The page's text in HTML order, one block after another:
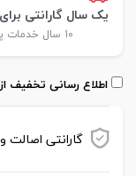
یک سال گارانتی
10 سال خدمات پس از فروش برای تمام محصولات
اطلاع رسانی تخفیف
گارانتی اصالت